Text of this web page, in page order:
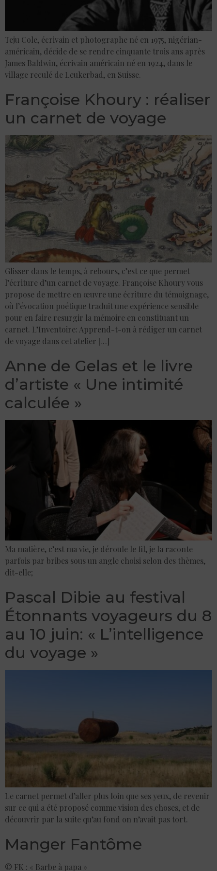
Teju Cole, écrivain et photographe né en 1975, nigérian-
américain, décide de se rendre cinquante trois ans après
James Baldwin, écrivain américain né en 1924, dans le
village reculé de Leukerbad, en Suisse.
Françoise Khoury : réaliser
un carnet de voyage
Glisser dans le temps, à rebours, c’est ce que permet
l’écriture d’un carnet de voyage. Françoise Khoury vous
propose de mettre en œuvre une écriture du témoignage,
où l’évocation poétique traduit une expérience sensible
pour en faire resurgir la mémoire en constituant un
carnet. L’Inventoire: Apprend-t-on à rédiger un carnet
de voyage dans cet atelier […]
Anne de Gelas et le livre
d’artiste « Une intimité
calculée »
Ma matière, c’est ma vie, je déroule le fil, je la raconte
parfois par bribes sous un angle choisi selon des thèmes,
dit-elle;
Pascal Dibie au festival
Étonnants voyageurs du 8
au 10 juin: « L’intelligence
du voyage »
Le carnet permet d’aller plus loin que ses yeux, de revenir
sur ce qui a été proposé comme vision des choses, et de
découvrir par la suite qu’au fond on n’avait pas tort.
Manger Fantôme
© FK : « Barbe à papa »